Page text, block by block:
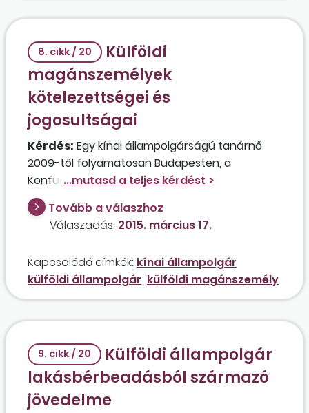
8. cikk / 20
Külföldi
magánszemélyek
kötelezettségei és
jogosultságai
Kérdés: Egy kínai állampolgárságú tanárnő
2009-től folyamatosan Budapesten, a
Konfucius Intézetben dolgozik, kiküldetés
keretében. A kiküldetése még előreláthatóan
további 2 évig tart. Kiskorú gyermeke vele
együtt Magyarországon tartózkodik, és
tanárnő Magyarországon saját tulajdonú
lakással rendelkezik, amely az ő és gyermeke
itteni bejelentett lakóhelye is egyben. A 76 éves
kínai állampolgárságú nagymama (kínai
Magyarországon él, mindhárman tartózkodási
engedéllyel rendelkeznek. Hogyan alakulnak a
társadalombiztosítási kötelezettségek és
jogosultságok?
Tovább a válaszhoz
Válaszadás: 2015. március 17.
Kapcsolódó címkék: kínai állampolgár
külföldi állampolgár külföldi magánszemély
9. cikk / 20
Külföldi állampolgár
lakásbérbeadásból származó
jövedelme